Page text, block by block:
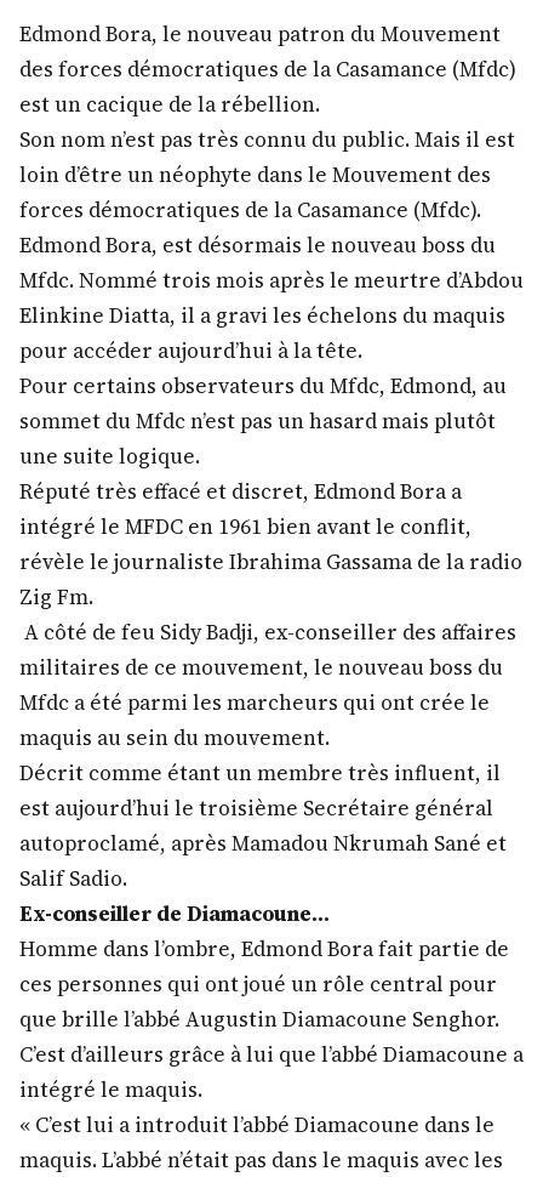
Edmond Bora, le nouveau patron du Mouvement
des forces démocratiques de la Casamance (Mfdc)
est un cacique de la rébellion.
Son nom n’est pas très connu du public. Mais il est
loin d’être un néophyte dans le Mouvement des
forces démocratiques de la Casamance (Mfdc).
Edmond Bora, est désormais le nouveau boss du
Mfdc. Nommé trois mois après le meurtre d’Abdou
Elinkine Diatta, il a gravi les échelons du maquis
pour accéder aujourd’hui à la tête.
Pour certains observateurs du Mfdc, Edmond, au
sommet du Mfdc n’est pas un hasard mais plutôt
une suite logique.
Réputé très effacé et discret, Edmond Bora a
intégré le MFDC en 1961 bien avant le conflit,
révèle le journaliste Ibrahima Gassama de la radio
Zig Fm.
A côté de feu Sidy Badji, ex-conseiller des affaires
militaires de ce mouvement, le nouveau boss du
Mfdc a été parmi les marcheurs qui ont crée le
maquis au sein du mouvement.
Décrit comme étant un membre très influent, il
est aujourd’hui le troisième Secrétaire général
autoproclamé, après Mamadou Nkrumah Sané et
Salif Sadio.
Ex-conseiller de Diamacoune…
Homme dans l’ombre, Edmond Bora fait partie de
ces personnes qui ont joué un rôle central pour
que brille l’abbé Augustin Diamacoune Senghor.
C’est d’ailleurs grâce à lui que l’abbé Diamacoune a
intégré le maquis.
« C’est lui a introduit l’abbé Diamacoune dans le
maquis. L’abbé n’était pas dans le maquis avec les